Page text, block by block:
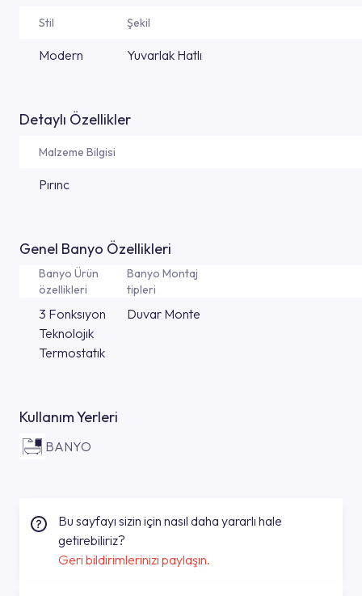
Stil Şekil
Modern Yuvarlak Hatlı
Detaylı Özellikler
Malzeme Bilgisi
Pırınc
Genel Banyo Özellikleri
Banyo Ürün
özellikleri
Banyo Montaj
tipleri
3 Fonksıyon
Teknolojık
Termostatık
Duvar Monte
Kullanım Yerleri
BANYO
Bu sayfayı sizin için nasıl daha yararlı hale
getirebiliriz?
Geri bildirimlerinizi paylaşın.